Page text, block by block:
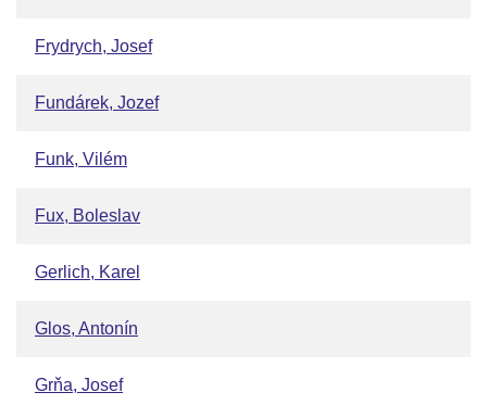
Frydrych, Josef
Fundárek, Jozef
Funk, Vilém
Fux, Boleslav
Gerlich, Karel
Glos, Antonín
Grňa, Josef